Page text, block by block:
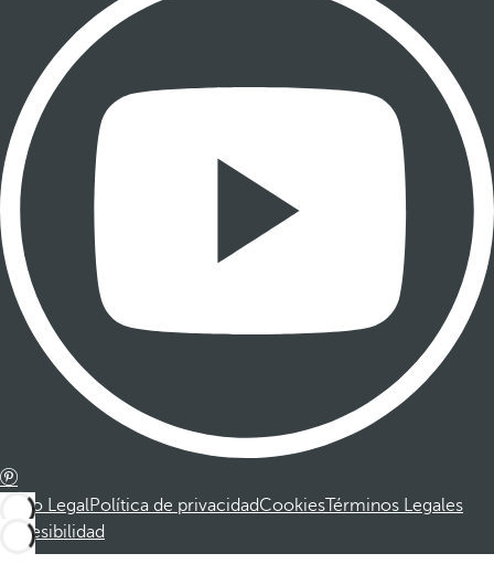
Aviso LegalPolítica de privacidadCookies Términos Legales
Accesibilidad